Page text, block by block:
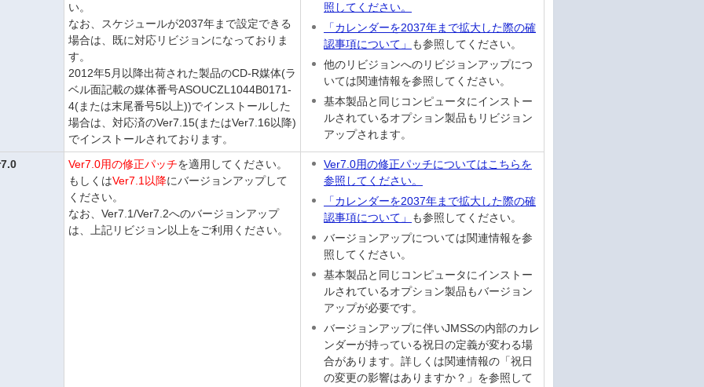
い。
なお、スケジュールが2037年まで設定できる
場合は、既に対応リビジョンになっておりま
す。
2012年5月以降出荷された製品のCD-R媒体(ラ
ベル面記載の媒体番号ASOUCZL1044B0171-
4(または末尾番号5以上))でインストールした
場合は、対応済のVer7.15(またはVer7.16以降)
でインストールされております。
照してください。
「カレンダーを2037年まで拡大した際の確
認事項について」
も参照してください。
他のリビジョンへのリビジョンアップにつ
いては関連情報を参照してください。
基本製品と同じコンピュータにインストー
ルされているオプション製品もリビジョン
アップされます。
Ver7.0用の修正パッチを適用してください。
もしくはVer7.1以降にバージョンアップして
ください。
なお、Ver7.1/Ver7.2へのバージョンアップ
は、上記リビジョン以上をご利用ください。
Ver7.0用の修正パッチについてはこちらを
参照してください。
「カレンダーを2037年まで拡大した際の確
認事項について」
も参照してください。
バージョンアップについては関連情報を参
照してください。
基本製品と同じコンピュータにインストー
ルされているオプション製品もバージョン
アップが必要です。
バージョンアップに伴いJMSSの内部のカレ
ンダーが持っている祝日の定義が変わる場
合があります。詳しくは関連情報の「祝日
の変更の影響はありますか？」を参照して